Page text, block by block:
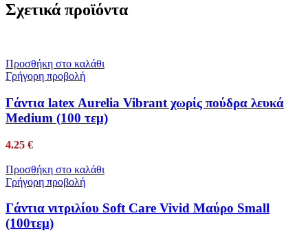
Σχετικά προϊόντα
Προσθήκη στο καλάθι
Γρήγορη προβολή
Γάντια latex Aurelia Vibrant χωρίς πούδρα λευκά
Medium (100 τεμ)
4.25 €
Προσθήκη στο καλάθι
Γρήγορη προβολή
Γάντια νιτριλίου Soft Care Vivid Μαύρο Small
(100τεμ)